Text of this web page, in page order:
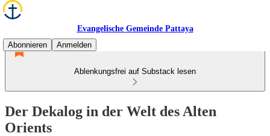
Evangelische Gemeinde Pattaya
Abonnieren
Anmelden
Ablenkungsfrei auf Substack lesen
Der Dekalog in der Welt des Alten
Orients